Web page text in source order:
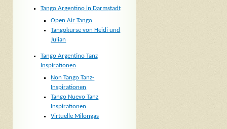
Tango Argentino in Darmstadt
Open Air Tango
Tangokurse von Heidi und
Julian
Tango Argentino Tanz
Inspirationen
Non Tango Tanz-
Inspirationen
Tango Nuevo Tanz
Inspirationen
Virtuelle Milongas